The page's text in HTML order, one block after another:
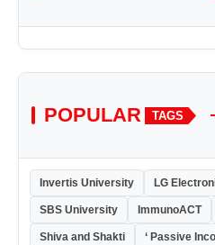
POPULAR TAGS
Invertis University LG
SBS University ImmunoACT
Shiva and Shakti ‘ Passive